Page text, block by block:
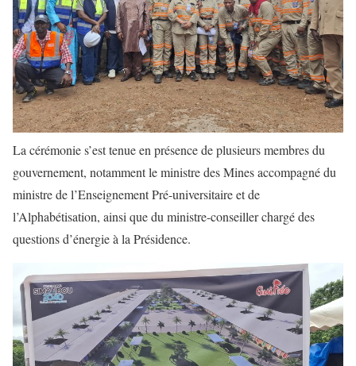
La cérémonie s’est tenue en présence de plusieurs membres du
gouvernement, notamment le ministre des Mines accompagné du
ministre de l’Enseignement Pré-universitaire et de
l’Alphabétisation, ainsi que du ministre-conseiller chargé des
questions d’énergie à la Présidence.